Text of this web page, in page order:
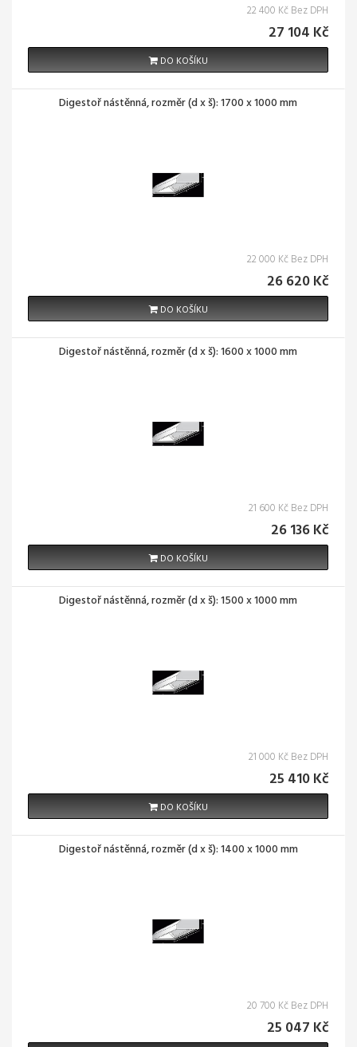
22 400 Kč Bez DPH
27 104 Kč
DO KOŠÍKU
Digestoř nástěnná, rozměr (d x š): 1700 x 1000 mm
22 000 Kč Bez DPH
26 620 Kč
DO KOŠÍKU
Digestoř nástěnná, rozměr (d x š): 1600 x 1000 mm
21 600 Kč Bez DPH
26 136 Kč
DO KOŠÍKU
Digestoř nástěnná, rozměr (d x š): 1500 x 1000 mm
21 000 Kč Bez DPH
25 410 Kč
DO KOŠÍKU
Digestoř nástěnná, rozměr (d x š): 1400 x 1000 mm
20 700 Kč Bez DPH
25 047 Kč